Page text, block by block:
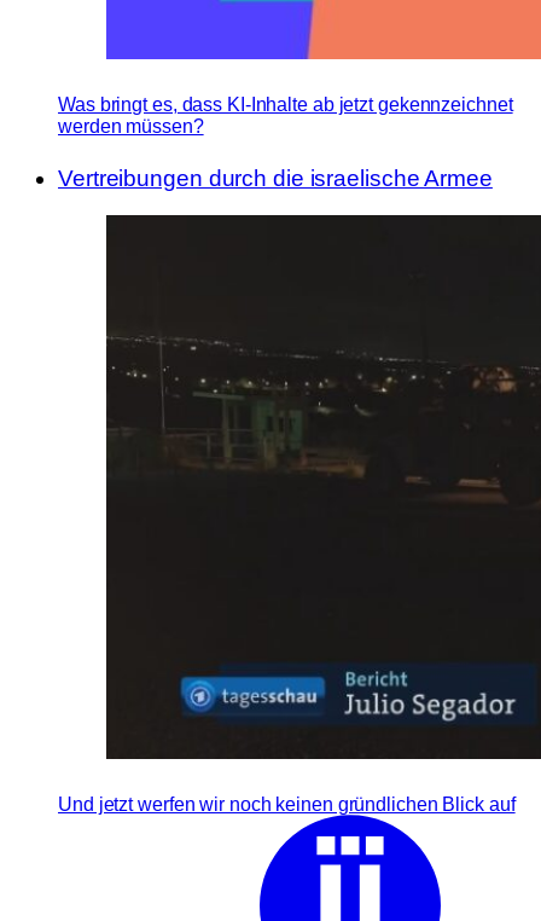
Was bringt es, dass KI-Inhalte ab jetzt gekennzeichnet
werden müssen?
Vertreibungen durch die israelische Armee
Und jetzt werfen wir noch keinen gründlichen Blick auf